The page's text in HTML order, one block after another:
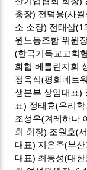
총장) 전덕용(사
소 소장) 전태삼
원노동조합 위원
(한국기독교교회
화협 베를린지회
정욱식(평화네트
생본부 상임대표)
표) 정태효(우리
조성우(겨레하나
회 회장) 조원호(
대표) 지은주(부
대표) 최동성(대